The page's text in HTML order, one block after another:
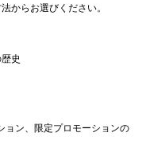
からお選びください。
史
ョン、限定プロモーションの